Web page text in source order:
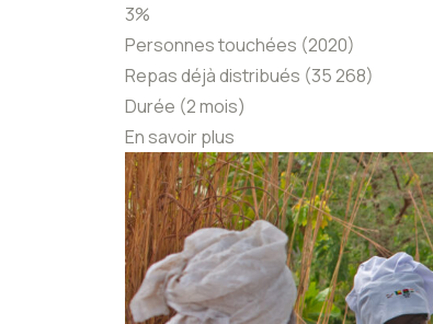
3%
Personnes touchées (2020)
Repas déjà distribués (35 268)
Durée (2 mois)
En savoir plus